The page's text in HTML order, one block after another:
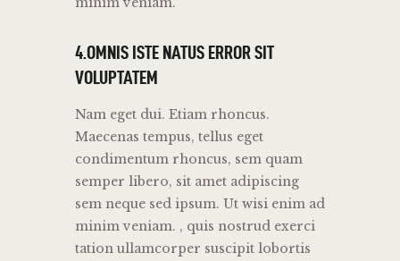
4.OMNIS ISTE NATUS ERROR SIT
VOLUPTATEM
Nam eget dui. Etiam rhoncus.
Maecenas tempus, tellus eget
condimentum rhoncus, sem quam
semper libero, sit amet adipiscing
sem neque sed ipsum. Ut wisi enim ad
minim veniam. , quis nostrud exerci
tation ullamcorper suscipit lobortis